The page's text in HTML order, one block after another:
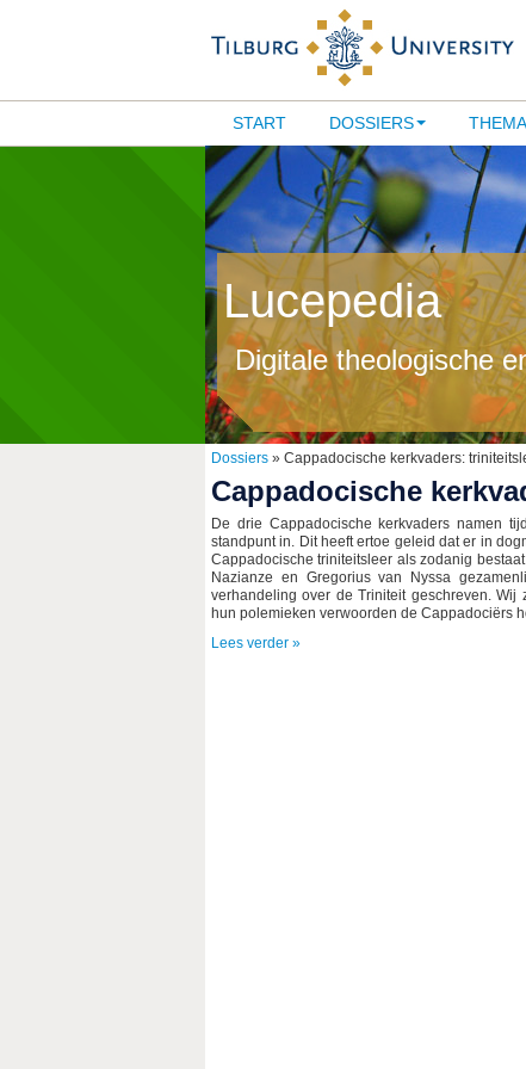
START DOSSIERS
Lucepedia
Digitale theologische
Dossiers » Cappadocische kerkvaders:
Cappadocische
De drie Cappadocische kerkvaders namen
standpunt in. Dit heeft ertoe geleid dat er in
Cappadocische triniteitsleer als zodanig
Nazianze en Gregorius van Nyssa
verhandeling over de Triniteit geschreven.
hun polemieken verwoorden de Cappadociërs
Lees verder »